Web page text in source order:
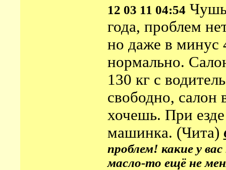
12 03 11 04:54
года, проблем
но даже в минус
нормально.
130 кг с
свободно, салон
хочешь. При
машинка. (Чита)
проблем! какие у
масло-то ещё не